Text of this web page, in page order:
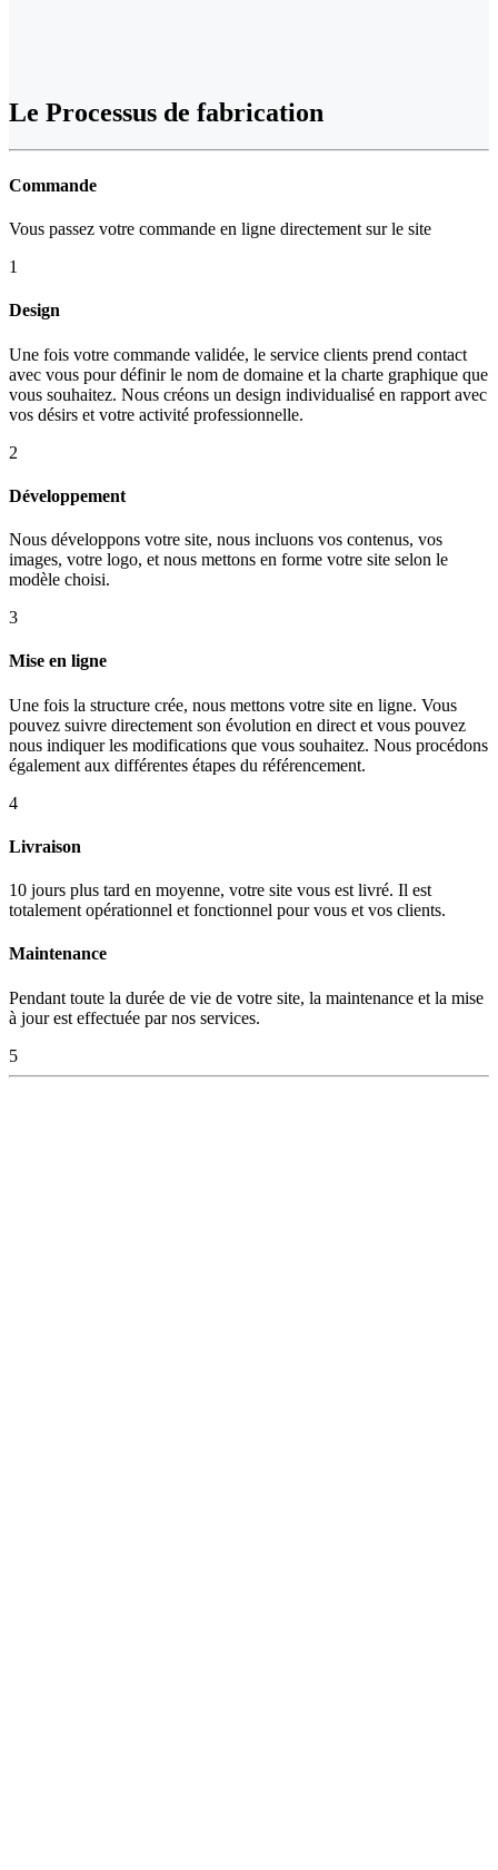
Le Processus de fabrication
Commande
Vous passez votre commande en ligne directement sur le site
1
Design
Une fois votre commande validée, le service clients prend contact
avec vous pour définir le nom de domaine et la charte graphique que
vous souhaitez. Nous créons un design individualisé en rapport avec
vos désirs et votre activité professionnelle.
2
Développement
Nous développons votre site, nous incluons vos contenus, vos
images, votre logo, et nous mettons en forme votre site selon le
modèle choisi.
3
Mise en ligne
Une fois la structure crée, nous mettons votre site en ligne. Vous
pouvez suivre directement son évolution en direct et vous pouvez
nous indiquer les modifications que vous souhaitez. Nous procédons
également aux différentes étapes du référencement.
4
Livraison
10 jours plus tard en moyenne, votre site vous est livré. Il est
totalement opérationnel et fonctionnel pour vous et vos clients.
Maintenance
Pendant toute la durée de vie de votre site, la maintenance et la mise
à jour est effectuée par nos services.
5